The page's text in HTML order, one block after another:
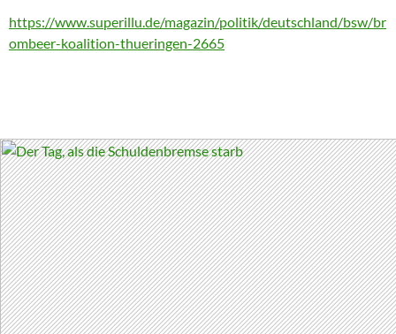
https://www.superillu.de/magazin/politik/deutschland/bsw/br
ombeer-koalition-thueringen-2665